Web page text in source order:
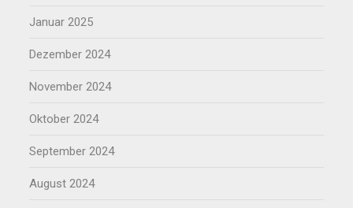
Januar 2025
Dezember 2024
November 2024
Oktober 2024
September 2024
August 2024